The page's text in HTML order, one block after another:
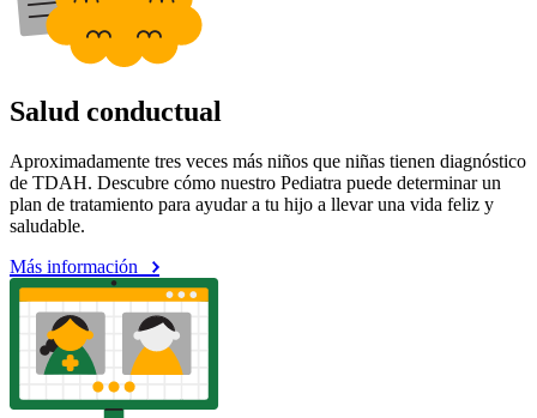
Salud conductual
Aproximadamente tres veces más niños que niñas tienen diagnóstico
de TDAH. Descubre cómo nuestro Pediatra puede determinar un
plan de tratamiento para ayudar a tu hijo a llevar una vida feliz y
saludable.
Más información